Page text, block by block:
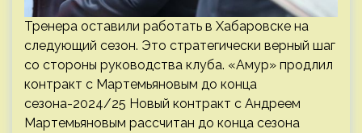
Тренера оставили работать в Хабаровске на
следующий сезон. Это стратегически верный шаг
со стороны руководства клуба. «Амур» продлил
контракт с Мартемьяновым до конца
сезона-2024/25 Новый контракт с Андреем
Мартемьяновым рассчитан до конца сезона